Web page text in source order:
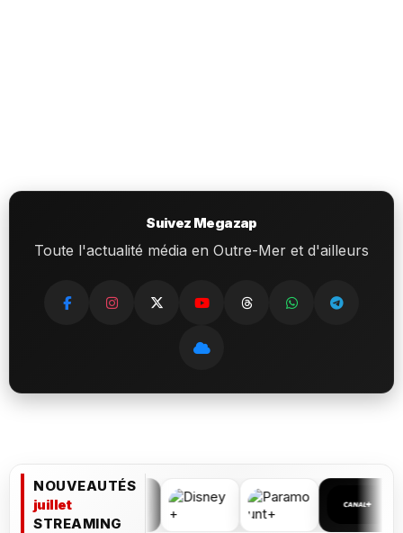
Suivez Megazap
Toute l'actualité média en Outre-Mer et d'ailleurs
NOUVEAUTÉS
juillet
STREAMING